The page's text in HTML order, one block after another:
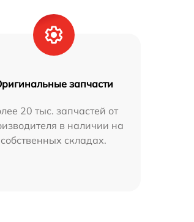
запчасти
20 тыс. запчастей от
в наличии на
собственных складах.